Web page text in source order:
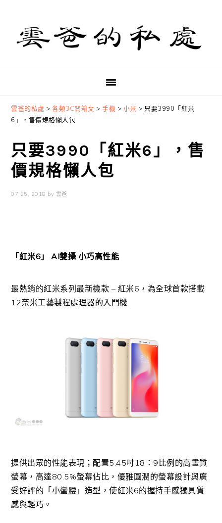
primary
navigation
content
primary
sidebar
雲爸的私處 >各類3C開箱文 >手機 > 小米 > 只要3990「紅米
6」，售價規格懶人包
只要3990「紅米6」，售
價規格懶人包
07 25, 2018 by 雲爸
「紅米6」 AI雙攝 小巧高性能
最熱銷的紅米系列最新機款 – 紅米6，為全球首款搭載
12奈米工藝製程處理器的入門機
提供出眾的性能表現；配置5.45吋18：9比例的高畫質
螢幕，高達80.5%螢幕佔比，優雅圓潤的螢幕設計與廣
受好評的「小蠻腰」造型，使紅米6的握持手感獨具質
感與輕巧。